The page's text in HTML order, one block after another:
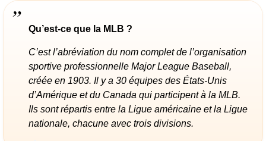
Qu’est-ce que la MLB ?
C’est l’abréviation du nom complet de l’organisation
sportive professionnelle Major League Baseball,
créée en 1903. Il y a 30 équipes des États-Unis
d’Amérique et du Canada qui participent à la MLB.
Ils sont répartis entre la Ligue américaine et la Ligue
nationale, chacune avec trois divisions.